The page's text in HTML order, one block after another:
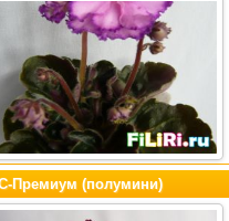
Премиум (полумини)